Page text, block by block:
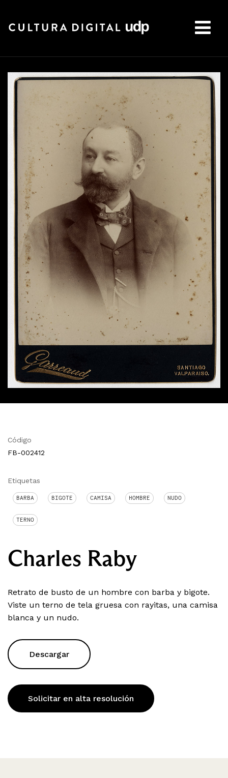
Código
FB-002412
Etiquetas
BARBA BIGOTE CAMISA HOMBRE NUDO
TERNO
Charles Raby
Retrato de busto de un hombre con barba y bigote.
Viste un terno de tela gruesa con rayitas, una camisa
blanca y un nudo.
Descargar
Solicitar en alta resolución